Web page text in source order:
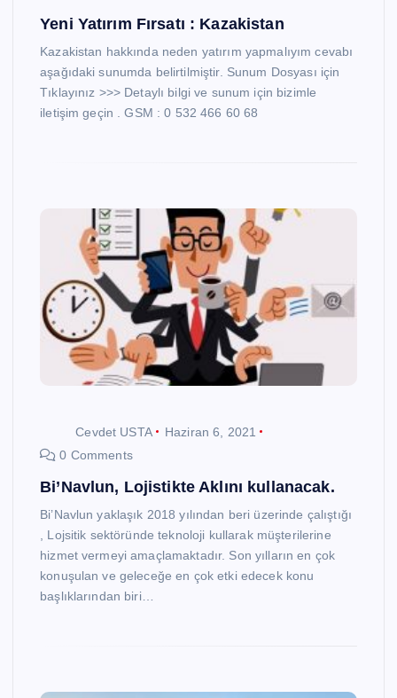
Yeni Yatırım Fırsatı : Kazakistan
Kazakistan hakkında neden yatırım yapmalıyım cevabı
aşağıdaki sunumda belirtilmiştir. Sunum Dosyası için
Tıklayınız >>> Detaylı bilgi ve sunum için bizimle
iletişim geçin . GSM : 0 532 466 60 68
Cevdet USTA
Haziran 6, 2021
0 Comments
Bi’Navlun, Lojistikte Aklını kullanacak.
Bi’Navlun yaklaşık 2018 yılından beri üzerinde çalıştığı
, Lojsitik sektöründe teknoloji kullarak müşterilerine
hizmet vermeyi amaçlamaktadır. Son yılların en çok
konuşulan ve geleceğe en çok etki edecek konu
başlıklarından biri…